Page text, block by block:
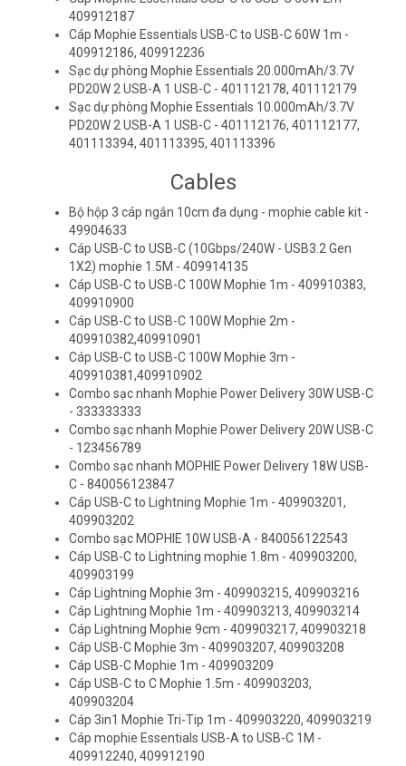
409912187
Cáp Mophie Essentials USB-C to USB-C 60W 1m -
409912186, 409912236
Sạc dự phòng Mophie Essentials 20.000mAh/3.7V
PD20W 2 USB-A 1 USB-C - 401112178, 401112179
Sạc dự phòng Mophie Essentials 10.000mAh/3.7V
PD20W 2 USB-A 1 USB-C - 401112176, 401112177,
401113394, 401113395, 401113396
Cables
Bộ hộp 3 cáp ngắn 10cm đa dụng - mophie cable kit -
49904633
Cáp USB-C to USB-C (10Gbps/240W - USB3.2 Gen
1X2) mophie 1.5M - 409914135
Cáp USB-C to USB-C 100W Mophie 1m - 409910383,
409910900
Cáp USB-C to USB-C 100W Mophie 2m -
409910382,409910901
Cáp USB-C to USB-C 100W Mophie 3m -
409910381,409910902
Combo sạc nhanh Mophie Power Delivery 30W USB-C
- 333333333
Combo sạc nhanh Mophie Power Delivery 20W USB-C
- 123456789
Combo sạc nhanh MOPHIE Power Delivery 18W USB-
C - 840056123847
Cáp USB-C to Lightning Mophie 1m - 409903201,
409903202
Combo sạc MOPHIE 10W USB-A - 840056122543
Cáp USB-C to Lightning mophie 1.8m - 409903200,
409903199
Cáp Lightning Mophie 3m - 409903215, 409903216
Cáp Lightning Mophie 1m - 409903213, 409903214
Cáp Lightning Mophie 9cm - 409903217, 409903218
Cáp USB-C Mophie 3m - 409903207, 409903208
Cáp USB-C Mophie 1m - 409903209
Cáp USB-C to C Mophie 1.5m - 409903203,
409903204
Cáp 3in1 Mophie Tri-Tip 1m - 409903220, 409903219
Cáp mophie Essentials USB-A to USB-C 1M -
409912240, 409912190